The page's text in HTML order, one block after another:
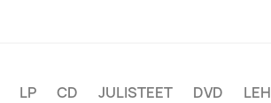
LP CD JULISTEET DVD